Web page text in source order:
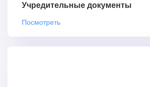
Учредительные документы
Посмотреть